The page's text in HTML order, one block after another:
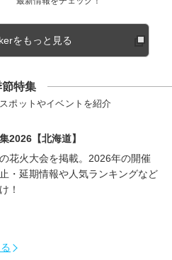
をもっと見る
節特集
ポットやイベントを紹介
2026【北海道】
花火大会を掲載。2026年の開催
・延期情報や人気ランキングなど
！